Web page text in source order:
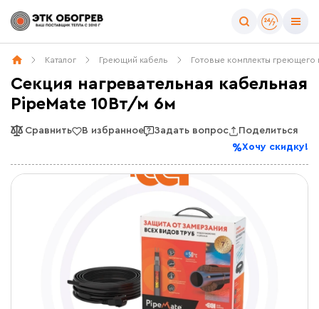
Каталог Греющий кабель Готовые комплекты греющего
Секция нагревательная кабельная
PipeMate 10Вт/м 6м
Сравнить В избранное Задать вопрос
Поделиться
Хочу скидку!